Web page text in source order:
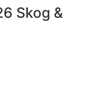
Skog &